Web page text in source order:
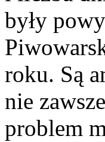
były
roku. Są
nie
problem